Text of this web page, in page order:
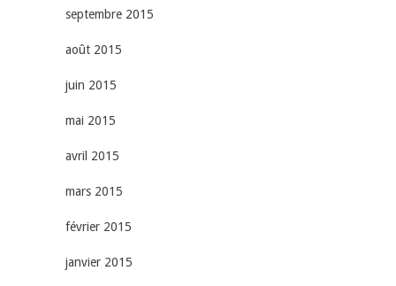
septembre 2015
août 2015
juin 2015
mai 2015
avril 2015
mars 2015
février 2015
janvier 2015